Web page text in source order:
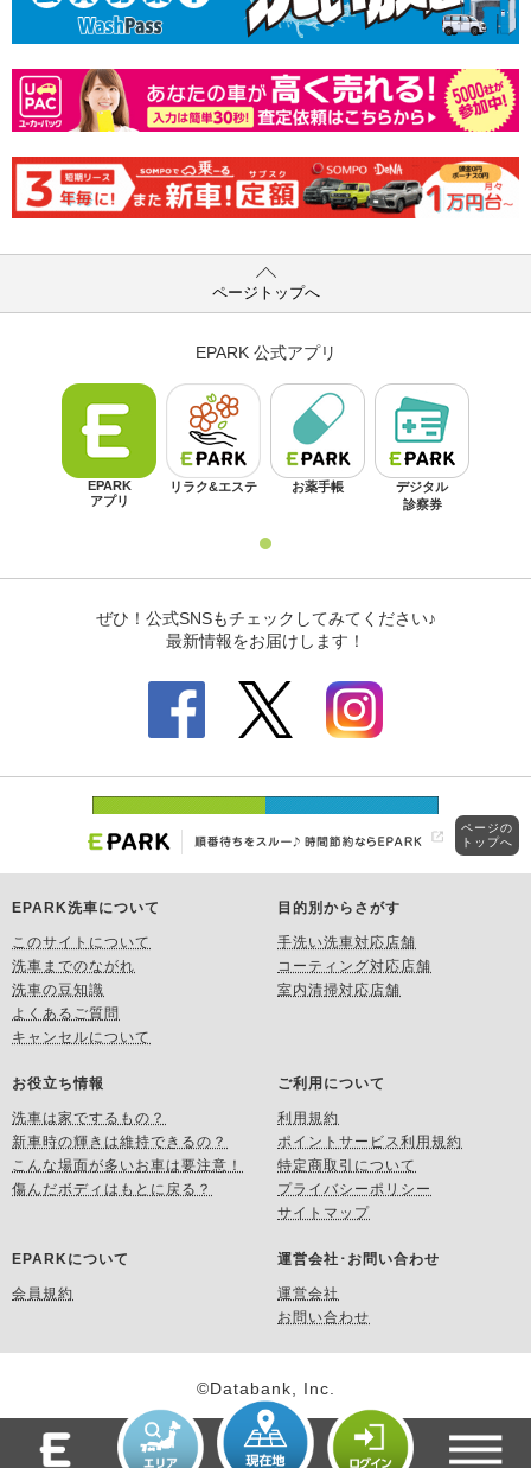
ページトップへ
EPARK洗車について
このサイトについて
洗車までのながれ
洗車の豆知識
よくあるご質問
キャンセルについて
目的別からさがす
手洗い洗車対応店舗
コーティング対応店舗
室内清掃対応店舗
お役立ち情報
洗車は家でするもの？
新車時の輝きは維持できるの？
こんな場面が多いお車は要注意！
傷んだボディはもとに戻る？
ご利用について
利用規約
ポイントサービス利用規約
特定商取引について
プライバシーポリシー
サイトマップ
EPARKについて
会員規約
運営会社･お問い合わせ
運営会社
お問い合わせ
©Databank, Inc.
ページの
トップへ